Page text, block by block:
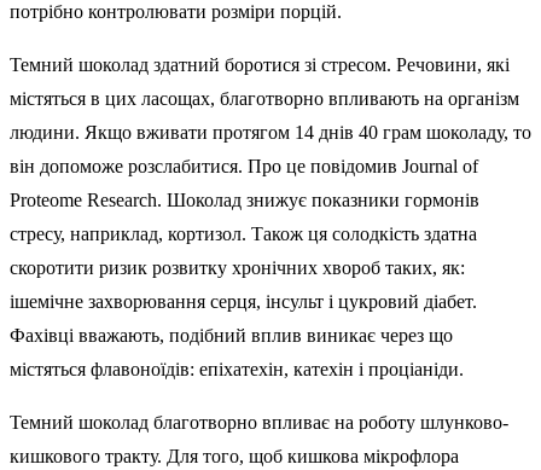
потрібно контролювати розміри порцій.
Темний шоколад здатний боротися зі стресом. Речовини, які
містяться в цих ласощах, благотворно впливають на організм
людини. Якщо вживати протягом 14 днів 40 грам шоколаду, то
він допоможе розслабитися. Про це повідомив Journal of
Proteome Research. Шоколад знижує показники гормонів
стресу, наприклад, кортизол. Також ця солодкість здатна
скоротити ризик розвитку хронічних хвороб таких, як:
ішемічне захворювання серця, інсульт і цукровий діабет.
Фахівці вважають, подібний вплив виникає через що
містяться флавоноїдів: епіхатехін, катехін і проціаніди.
Темний шоколад благотворно впливає на роботу шлунково-
кишкового тракту. Для того, щоб кишкова мікрофлора